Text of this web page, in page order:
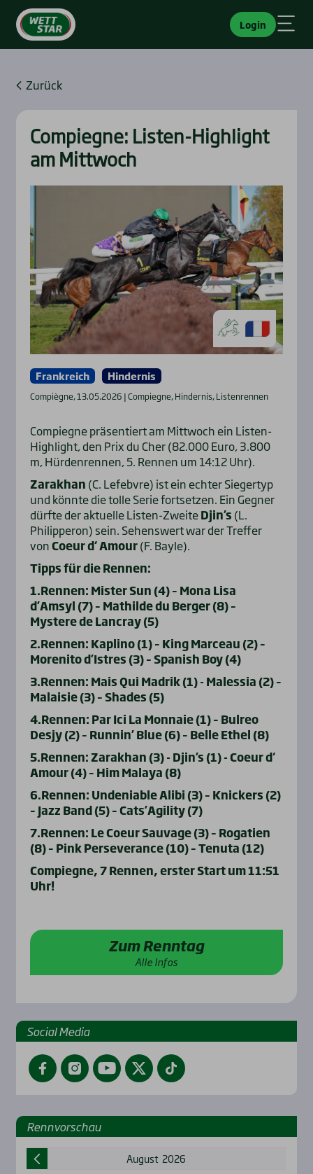
Login
Zurück
Com­pie­gne: Lis­ten-High­light
am Mitt­woch
Frankreich Hindernis
Compiègne, 13.05.2026 | Compiegne, Hindernis, Listenrennen
Compiegne präsentiert am Mittwoch ein Listen-
Highlight, den Prix du Cher (82.000 Euro, 3.800
m, Hürdenrennen, 5. Rennen um 14:12 Uhr).
Zarakhan (C. Lefebvre) ist ein echter Siegertyp
und könnte die tolle Serie fortsetzen. Ein Gegner
dürfte der aktuelle Listen-ZweiteDjin’s (L.
Philipperon) sein. Sehenswert war der Treffer
vonCoeur d‘ Amour(F. Bayle).
Tipps für die Rennen:
1.Rennen: Mister Sun (4) – Mona Lisa
d’Amsyl (7) – Mathilde du Berger (8) –
Mystere de Lancray (5)
2.Rennen: Kaplino (1) – King Marceau (2) –
Morenito d’Istres (3) – Spanish Boy (4)
3.Rennen: Mais Qui Madrik (1) - Malessia (2) –
Malaisie (3) – Shades (5)
4.Rennen: Par Ici La Monnaie (1) – Bulreo
Desjy (2) – Runnin’ Blue (6) – Belle Ethel (8)
5.Rennen: Zarakhan (3) - Djin’s (1) - Coeur d‘
Amour (4) – Him Malaya (8)
6.Rennen: Undeniable Alibi (3) – Knickers (2)
– Jazz Band (5) – Cats’Agility (7)
7.Rennen: Le Coeur Sauvage (3) – Rogatien
(8) – Pink Perseverance (10) – Tenuta (12)
Compiegne, 7 Rennen, erster Start um 11:51
Uhr!
Zum Renntag
Alle Infos
Social Media
FacebookInstagramYouTubeTwitterTikTok
Renn­vor­schau
August 2026